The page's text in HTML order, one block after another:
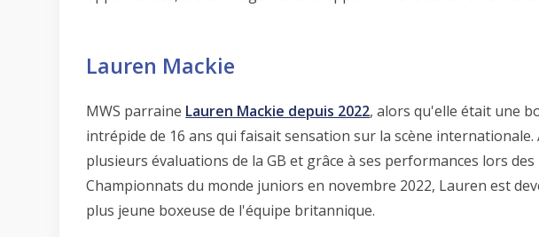
Lauren Mackie
MWS parraine Lauren Mackie depuis 2022, alors qu'elle était une
intrépide de 16 ans qui faisait sensation sur la scène internationale.
plusieurs évaluations de la GB et grâce à ses performances lors des
Championnats du monde juniors en novembre 2022, Lauren est
plus jeune boxeuse de l'équipe britannique.